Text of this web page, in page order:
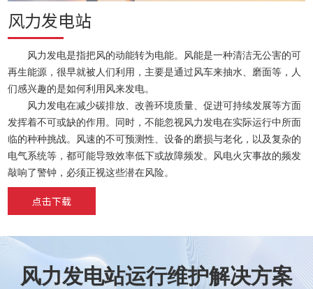
风力发电站
风力发电是指把风的动能转为电能。风能是一种清洁无公害的可
再生能源，很早就被人们利用，主要是通过风车来抽水、磨面等，人
们感兴趣的是如何利用风来发电。
风力发电在减少碳排放、改善环境质量、促进可持续发展等方面
发挥着不可或缺的作用。同时，不能忽视风力发电在实际运行中所面
临的种种挑战。风速的不可预测性、设备的磨损与老化，以及复杂的
电气系统等，都可能导致效率低下或故障频发。风电火灾事故的频发
敲响了警钟，必须正视这些潜在风险。
点击下载
风力发电站运行维护解决方案